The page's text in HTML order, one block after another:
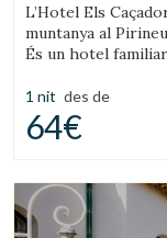
L’Hotel Els
muntanya al
És un hotel
1 nit des de
64€